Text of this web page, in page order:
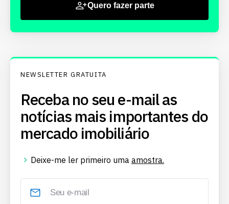
Quero fazer parte
NEWSLETTER GRATUITA
Receba no seu e-mail as
notícias mais importantes do
mercado imobiliário
Deixe-me ler primeiro uma amostra.